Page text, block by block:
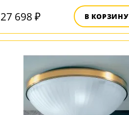
27 698 ₽ В КОРЗИНУ